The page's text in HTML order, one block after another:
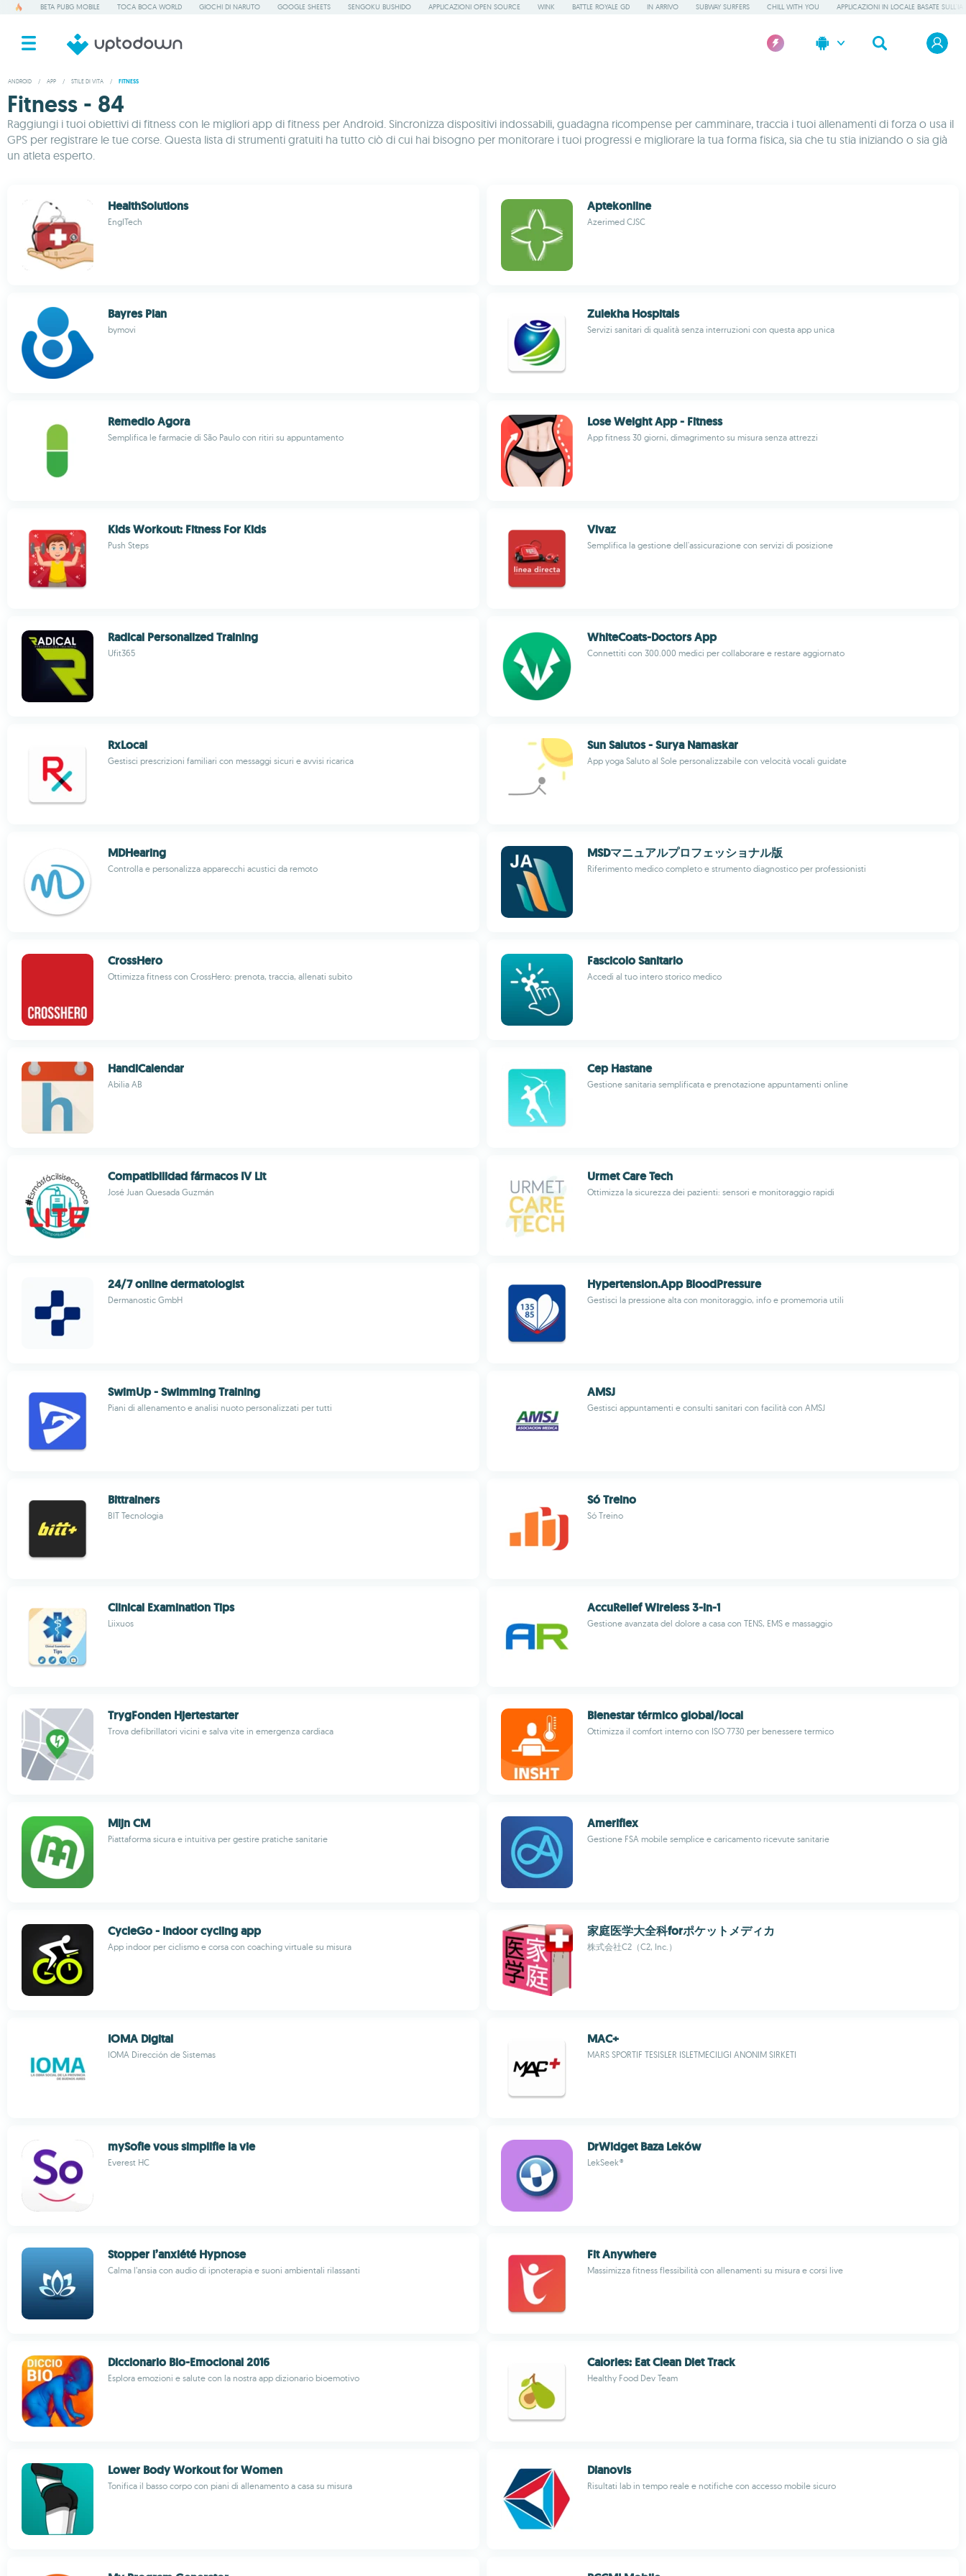
BETA PUBG MOBILE TOCA BOCA WORLD GIOCHI DI NARUTO GOOGLE SHEETS SENGOKU BUSHIDO APPLICAZIONI OPEN SOURCE WINK BATTLE ROYALE GD IN ARRIVO SUBWAY SURFERS CHILL WITH YOU APPLICAZIONI IN LOCALE BASATE SULL'IA
ANDROID / APP / STILE DI VITA / FITNESS
Fitness - 84
Raggiungi i tuoi obiettivi di fitness con le migliori app di fitness per Android. Sincronizza dispositivi indossabili, guadagna ricompense per camminare, traccia i tuoi allenamenti di forza o usa il
GPS per registrare le tue corse. Questa lista di strumenti gratuiti ha tutto ciò di cui hai bisogno per monitorare i tuoi progressi e migliorare la tua forma fisica, sia che tu stia iniziando o sia già
un atleta esperto.
HealthSolutions
EngITech
Aptekonline
Azerimed CJSC
Bayres Plan
bymovi
Zulekha Hospitals
Servizi sanitari di qualità senza interruzioni con questa app unica
Remedio Agora
Semplifica le farmacie di São Paulo con ritiri su appuntamento
Lose Weight App - Fitness
App fitness 30 giorni, dimagrimento su misura senza attrezzi
Kids Workout: Fitness For Kids
Push Steps
Vivaz
Semplifica la gestione dell'assicurazione con servizi di posizione
Radical Personalized Training
Ufit365
WhiteCoats-Doctors App
Connettiti con 300.000 medici per collaborare e restare aggiornato
RxLocal
Gestisci prescrizioni familiari con messaggi sicuri e avvisi ricarica
Sun Salutos - Surya Namaskar
App yoga Saluto al Sole personalizzabile con velocità vocali guidate
MDHearing
Controlla e personalizza apparecchi acustici da remoto
MSDマニュアルプロフェッショナル版
Riferimento medico completo e strumento diagnostico per professionisti
CrossHero
Ottimizza fitness con CrossHero: prenota, traccia, allenati subito
Fascicolo Sanitario
Accedi al tuo intero storico medico
HandiCalendar
Abilia AB
Cep Hastane
Gestione sanitaria semplificata e prenotazione appuntamenti online
Compatibilidad fármacos IV Lit
José Juan Quesada Guzmán
Urmet Care Tech
Ottimizza la sicurezza dei pazienti: sensori e monitoraggio rapidi
24/7 online dermatologist
Dermanostic GmbH
Hypertension.App BloodPressure
Gestisci la pressione alta con monitoraggio, info e promemoria utili
SwimUp - Swimming Training
Piani di allenamento e analisi nuoto personalizzati per tutti
AMSJ
Gestisci appuntamenti e consulti sanitari con facilità con AMSJ
Bittrainers
BIT Tecnologia
Só Treino
Só Treino
Clinical Examination Tips
Liixuos
AccuRelief Wireless 3-in-1
Gestione avanzata del dolore a casa con TENS, EMS e massaggio
TrygFonden Hjertestarter
Trova defibrillatori vicini e salva vite in emergenza cardiaca
Bienestar térmico global/local
Ottimizza il comfort interno con ISO 7730 per benessere termico
Mijn CM
Piattaforma sicura e intuitiva per gestire pratiche sanitarie
Ameriflex
Gestione FSA mobile semplice e caricamento ricevute sanitarie
CycleGo - Indoor cycling app
App indoor per ciclismo e corsa con coaching virtuale su misura
家庭医学大全科forポケットメディカ
株式会社C2（C2, Inc.）
IOMA Digital
IOMA Dirección de Sistemas
MAC+
MARS SPORTIF TESISLER ISLETMECILIGI ANONIM SIRKETI
mySofie vous simplifie la vie
Everest HC
DrWidget Baza Leków
LekSeek®
Stopper l’anxiété Hypnose
Calma l’ansia con audio di ipnoterapia e suoni ambientali rilassanti
Fit Anywhere
Massimizza fitness flessibilità con allenamenti su misura e corsi live
Diccionario Bio-Emocional 2016
Esplora emozioni e salute con la nostra app dizionario bioemotivo
Calories: Eat Clean Diet Track
Healthy Food Dev Team
Lower Body Workout for Women
Tonifica il basso corpo con piani di allenamento a casa su misura
Dianovis
Risultati lab in tempo reale e notifiche con accesso mobile sicuro